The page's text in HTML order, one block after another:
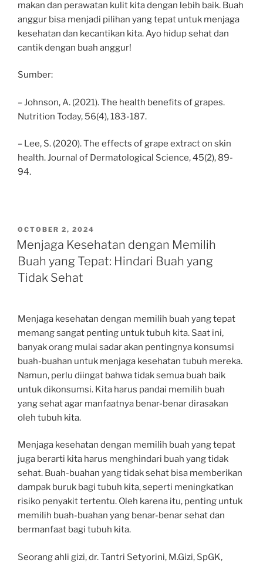
makan dan perawatan kulit kita dengan lebih baik. Buah
anggur bisa menjadi pilihan yang tepat untuk menjaga
kesehatan dan kecantikan kita. Ayo hidup sehat dan
cantik dengan buah anggur!
Sumber:
– Johnson, A. (2021). The health benefits of grapes.
Nutrition Today, 56(4), 183-187.
– Lee, S. (2020). The effects of grape extract on skin
health. Journal of Dermatological Science, 45(2), 89-
94.
POSTED
ON
OCTOBER 2, 2024
Menjaga Kesehatan dengan Memilih
Buah yang Tepat: Hindari Buah yang
Tidak Sehat
Menjaga kesehatan dengan memilih buah yang tepat
memang sangat penting untuk tubuh kita. Saat ini,
banyak orang mulai sadar akan pentingnya konsumsi
buah-buahan untuk menjaga kesehatan tubuh mereka.
Namun, perlu diingat bahwa tidak semua buah baik
untuk dikonsumsi. Kita harus pandai memilih buah
yang sehat agar manfaatnya benar-benar dirasakan
oleh tubuh kita.
Menjaga kesehatan dengan memilih buah yang tepat
juga berarti kita harus menghindari buah yang tidak
sehat. Buah-buahan yang tidak sehat bisa memberikan
dampak buruk bagi tubuh kita, seperti meningkatkan
risiko penyakit tertentu. Oleh karena itu, penting untuk
memilih buah-buahan yang benar-benar sehat dan
bermanfaat bagi tubuh kita.
Seorang ahli gizi, dr. Tantri Setyorini, M.Gizi, SpGK,